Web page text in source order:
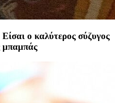
ο καλύτερος σύζυγος
μπαμπάς